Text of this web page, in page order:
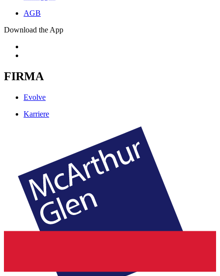
AGB
Download the App
FIRMA
Evolve
Karriere